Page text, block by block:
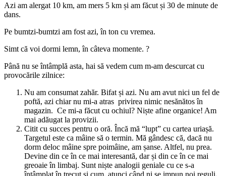
Azi am alergat 10 km, am mers 5 km și am făcut și 30 de minute de
dans.
Pe bumtzi-bumtzi am fost azi, în ton cu vremea.
Simt că voi dormi lemn, în câteva momente. ?
Până nu se întâmplă asta, hai să vedem cum m-am descurcat cu
provocările zilnice:
Nu am consumat zahăr. Bifat și azi. Nu am avut nici un fel de
poftă, azi chiar nu mi-a atras privirea nimic nesănătos în
magazin. Ce mi-a făcut cu ochiul? Niște afine organice! Am
mai adăugat la provizii.
Citit cu succes pentru o oră. Încă mă “lupt” cu cartea uriașă.
Targetul este ca mâine să o termin. Mă gândesc că, dacă nu
dorm deloc mâine spre poimâine, am șanse. Altfel, nu prea.
Devine din ce în ce mai interesantă, dar și din ce în ce mai
greoaie în limbaj. Sunt niște analogii geniale cu ce s-a
întâmplat în trecut și cum, atunci când ni se impun noi reguli,